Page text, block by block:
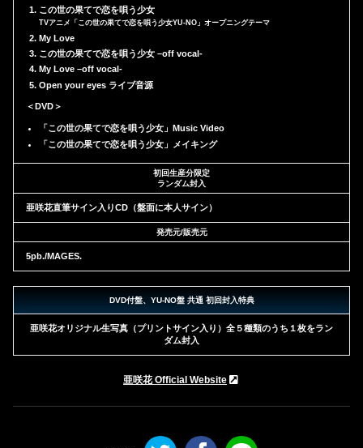
この世の果てで恋を唄う少女
TVアニメ「この世の果てで恋を唄う少女YU-NO」オープニングテーマ
My Love
この世の果てで恋を唄う少女 –off vocal-
My Love –off vocal-
Open your eyes ライブ音源
＜DVD＞
「この世の果てで恋を唄う少女」Music Video
「この世の果てで恋を唄う少女」メイキング
初回生産分限定
ランダム封入
亜咲花直筆サイン入りCD（盤面に本人サイン）
発売元/販売元
5pb./MAGES.
DVD付盤、YU-NO盤 共通 初回封入特典
亜咲花オリジナル生写真（プリントサイン入り）全５種類のうち１枚をラン
ダム封入
亜咲花 Official Website
Twitter Facebook